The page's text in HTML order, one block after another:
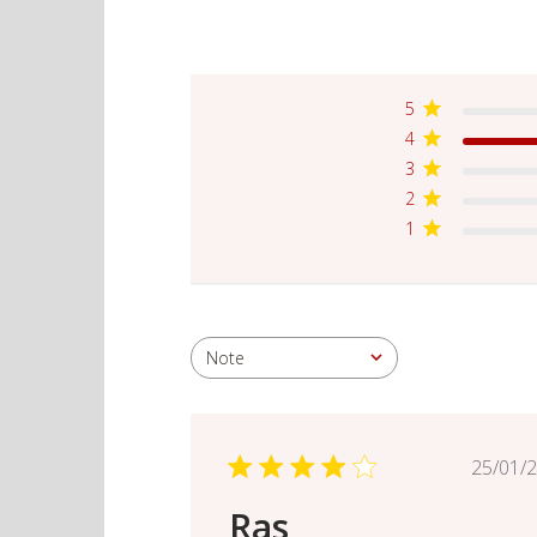
5
4
3
2
1
Note
Toutes les évaluations
25/01/
Ras